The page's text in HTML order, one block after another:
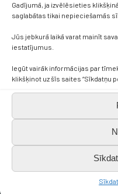
Gadījumā, ja izvēlēsieties
saglabātas tikai nepieciešamās
Jūs jebkurā laikā varat mainīt
iestatījumus.
Iegūt vairāk informācijas par
klikšķinot uz šīs saites “Sīkdatņu
Kontakti
+371 638 656 05
Ezera iela 6,